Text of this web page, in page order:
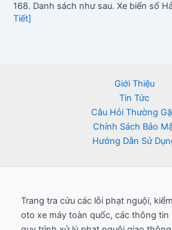
168. Danh sách như sau. Xe biển số
Tiết]
Giới Thiệu
Tin Tức
Câu Hỏi Thường
Chính Sách Bảo
Hướng Dẫn Sử
Trang tra cứu các lỗi phạt nguội,
oto xe máy toàn quốc, các thông tin